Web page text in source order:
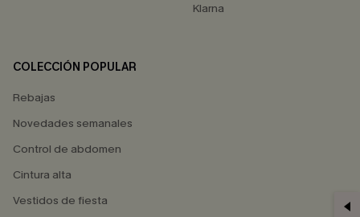
Klarna
COLECCIÓN POPULAR
Rebajas
Novedades semanales
Control de abdomen
Cintura alta
Vestidos de fiesta